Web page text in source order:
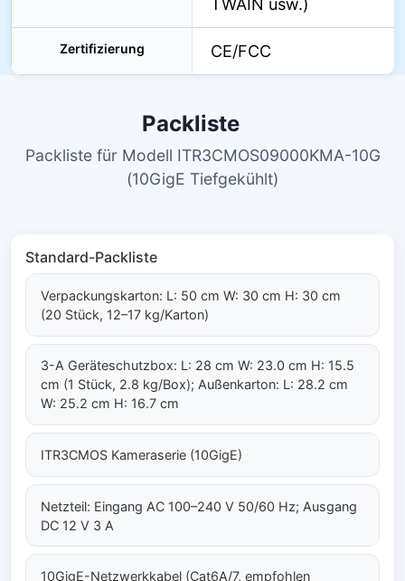
TWAIN usw.)
Zertifizierung CE/FCC
Packliste
Packliste für Modell ITR3CMOS09000KMA-10G
(10GigE Tiefgekühlt)
Standard-Packliste
Verpackungskarton: L: 50 cm W: 30 cm H: 30 cm
(20 Stück, 12–17 kg/Karton)
3-A Geräteschutzbox: L: 28 cm W: 23.0 cm H: 15.5
cm (1 Stück, 2.8 kg/Box); Außenkarton: L: 28.2 cm
W: 25.2 cm H: 16.7 cm
ITR3CMOS Kameraserie (10GigE)
Netzteil: Eingang AC 100–240 V 50/60 Hz; Ausgang
DC 12 V 3 A
10GigE-Netzwerkkabel (Cat6A/7, empfohlen